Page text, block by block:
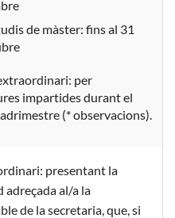
de màster: fins al 31
per
impartides durant el
(* observacions).
presentant la
adreçada al/a la
de la secretaria, que, si